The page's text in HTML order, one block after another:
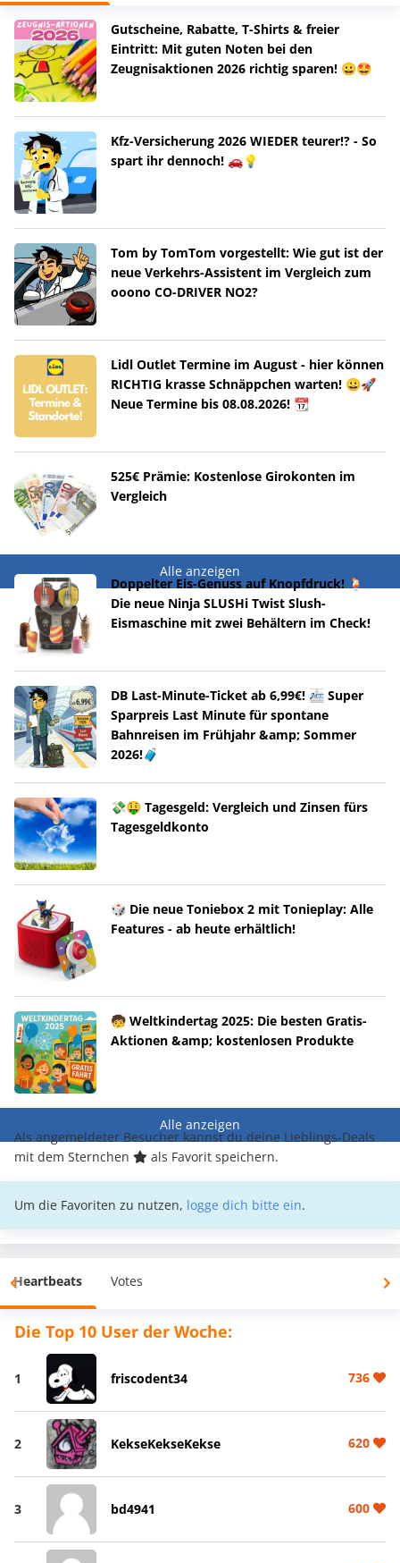
Gutscheine, Rabatte, T-Shirts & freier
Eintritt: Mit guten Noten bei den
Zeugnisaktionen 2026 richtig sparen! 😀🤩
Kfz-Versicherung 2026 WIEDER teurer!? - So
spart ihr dennoch! 🚗💡
Tom by TomTom vorgestellt: Wie gut ist der
neue Verkehrs-Assistent im Vergleich zum
ooono CO-DRIVER NO2?
Lidl Outlet Termine im August - hier können
RICHTIG krasse Schnäppchen warten! 😀🚀
Neue Termine bis 08.08.2026! 📆
525€ Prämie: Kostenlose Girokonten im
Vergleich
Alle anzeigen
Doppelter Eis-Genuss auf Knopfdruck! 🍹
Die neue Ninja SLUSHi Twist Slush-
Eismaschine mit zwei Behältern im Check!
DB Last-Minute-Ticket ab 6,99€! 🚈 Super
Sparpreis Last Minute für spontane
Bahnreisen im Frühjahr &amp; Sommer
2026!🧳
💸🤑 Tagesgeld: Vergleich und Zinsen fürs
Tagesgeldkonto
🎲 Die neue Toniebox 2 mit Tonieplay: Alle
Features - ab heute erhältlich!
🧒 Weltkindertag 2025: Die besten Gratis-
Aktionen &amp; kostenlosen Produkte
Alle anzeigen
Als angemeldeter Besucher kannst du deine Lieblings-Deals
mit dem Sternchen
als Favorit speichern.
Um die Favoriten zu nutzen, logge dich bitte ein.
Heartbeats Votes
Die Top 10 User der Woche:
1 friscodent34 736
2 KekseKekseKekse 620
3 bd4941 600